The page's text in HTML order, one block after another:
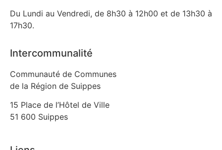
Du Lundi au Vendredi, de 8h30 à 12h00 et de 13h30 à
17h30.
Intercommunalité
Communauté de Communes
de la Région de Suippes
15 Place de l’Hôtel de Ville
51 600 Suippes